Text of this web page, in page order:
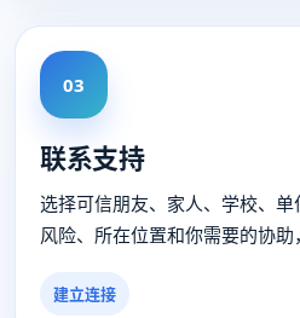
03
联系支持
选择可信朋友、家人、学校、
风险、所在位置和你需要的协助
建立连接